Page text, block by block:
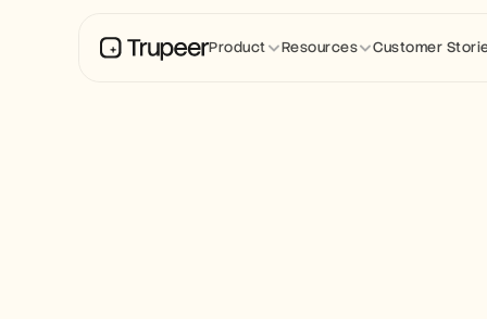
Product Resources Customer